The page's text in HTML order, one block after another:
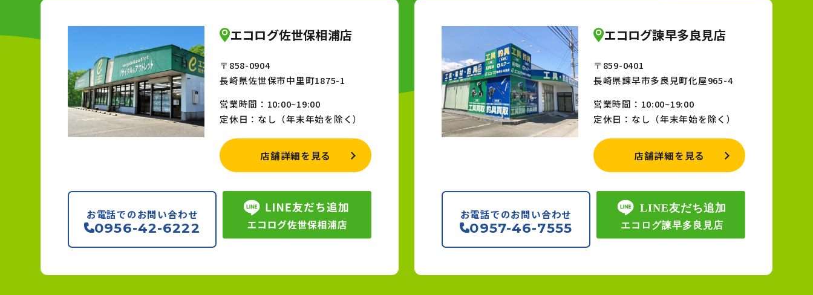
エコログ佐世保相浦店
〒858-0904
長崎県佐世保市中里町1875-1
営業時間：10:00~19:00
定休日：なし（年末年始を除く）
店舗詳細を見る
お電話でのお問い合わせ
0956-42-6222
エコログ諫早多良見店
〒859-0401
長崎県諫早市多良見町化屋965-4
営業時間：10:00~19:00
定休日：なし（年末年始を除く）
店舗詳細を見る
お電話でのお問い合わせ
0957-46-7555